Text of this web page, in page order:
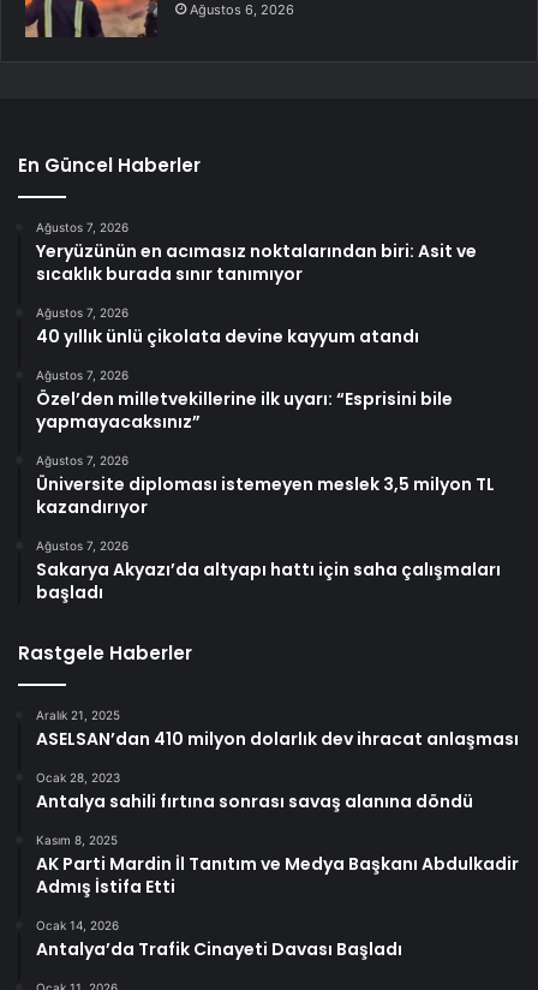
Ağustos 6, 2026
En Güncel Haberler
Ağustos 7, 2026
Yeryüzünün en acımasız noktalarından biri: Asit ve
sıcaklık burada sınır tanımıyor
Ağustos 7, 2026
40 yıllık ünlü çikolata devine kayyum atandı
Ağustos 7, 2026
Özel’den milletvekillerine ilk uyarı: “Esprisini bile
yapmayacaksınız”
Ağustos 7, 2026
Üniversite diploması istemeyen meslek 3,5 milyon TL
kazandırıyor
Ağustos 7, 2026
Sakarya Akyazı’da altyapı hattı için saha çalışmaları
başladı
Rastgele Haberler
Aralık 21, 2025
ASELSAN’dan 410 milyon dolarlık dev ihracat anlaşması
Ocak 28, 2023
Antalya sahili fırtına sonrası savaş alanına döndü
Kasım 8, 2025
AK Parti Mardin İl Tanıtım ve Medya Başkanı Abdulkadir
Admış İstifa Etti
Ocak 14, 2026
Antalya’da Trafik Cinayeti Davası Başladı